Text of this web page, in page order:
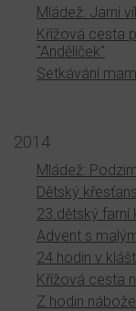
Mládež: Jarní
Křížová cesta
"Andělíček"
Setkávání
2014
Mládež:
Dětský
23.dětský farní
Advent s
24 hodin v
Křížová cesta
Z hodin